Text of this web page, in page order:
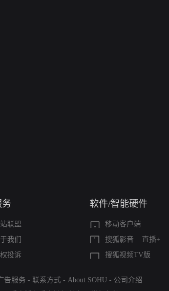
务
联盟
我们
投诉
软件/智能硬件
移动客户端
搜狐影音
直播+
搜狐视频TV版
告服务 - 联系方式 - About SOHU - 公司介绍